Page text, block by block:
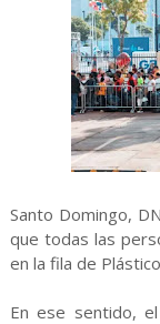
Santo Domingo,
que todas las
en la fila de
En ese sentido,